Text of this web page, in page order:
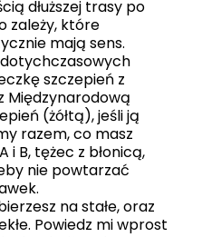
dłuższej trasy po
zależy, które
mają sens.
szczepień z
Międzynarodową
(żółtą), jeśli ją
razem, co masz
i B, tężec z błonicą,
nie powtarzać
na stałe, oraz
Powiedz mi wprost